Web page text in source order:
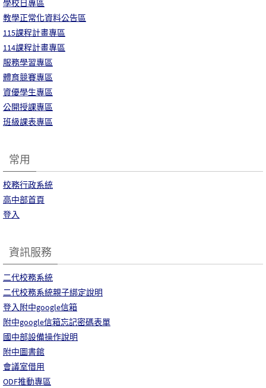
學校日專區
教學正常化資料公告區
115課程計畫專區
114課程計畫專區
服務學習專區
體育競賽專區
資優學生專區
公開授課專區
班級課表專區
常用
校務行政系統
高中部首頁
登入
資訊服務
二代校務系統
二代校務系統親子綁定說明
登入附中google信箱
附中google信箱忘記密碼表單
國中部設備操作說明
附中圖書館
會議室借用
ODF推動專區